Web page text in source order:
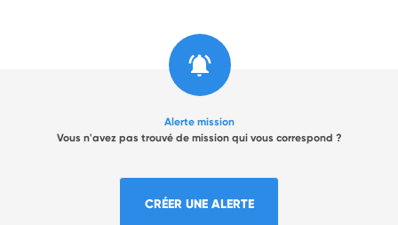
Alerte mission
Vous n'avez pas trouvé de mission qui vous correspond ?
CRÉER UNE ALERTE